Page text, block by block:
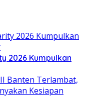
2026 Kumpulkan